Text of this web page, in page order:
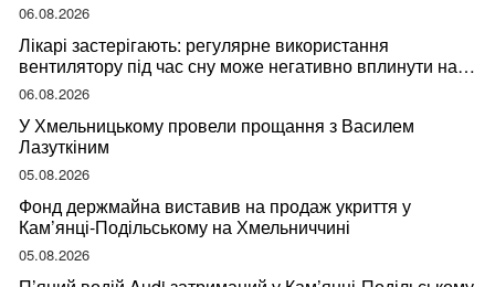
06.08.2026
Лікарі застерігають: регулярне використання
вентилятору під час сну може негативно вплинути на
ваше здоров’я
06.08.2026
У Хмельницькому провели прощання з Василем
Лазуткіним
05.08.2026
Фонд держмайна виставив на продаж укриття у
Кам’янці-Подільському на Хмельниччині
05.08.2026